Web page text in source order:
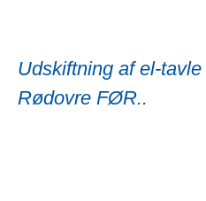
Udskiftning af el-
Rødovre FØR..